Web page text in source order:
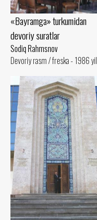
«Bayramga» turkumidan
devoriy suratlar
Sodiq Rahmsnov
Devoriy rasm / freska - 1986 yil